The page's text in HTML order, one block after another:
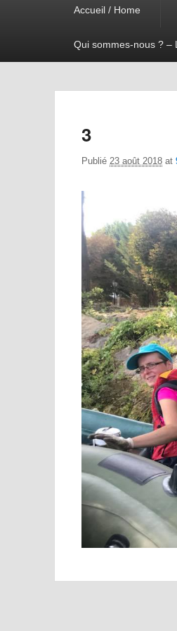
Accueil / Home
Qui sommes-nous ? –
3
Publié 23 août 2018 at